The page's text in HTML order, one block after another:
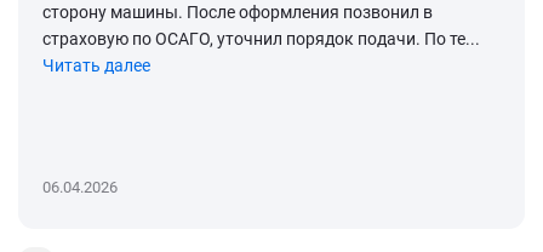
сторону машины. После оформления позвонил в
страховую по ОСАГО, уточнил порядок подачи. По те...
Читать далее
06.04.2026